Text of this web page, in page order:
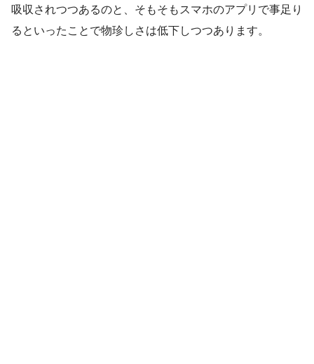
吸収されつつあるのと、そもそもスマホのアプリで事足り
るといったことで物珍しさは低下しつつあります。